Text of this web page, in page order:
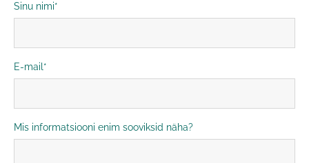
Sinu nimi
E-mail
Mis informatsiooni enim sooviksid näha?